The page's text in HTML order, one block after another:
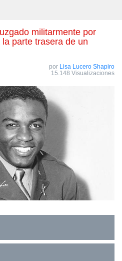
parte trasera de un
por Lisa Lucero Shapiro
15.148 Visualizaciones